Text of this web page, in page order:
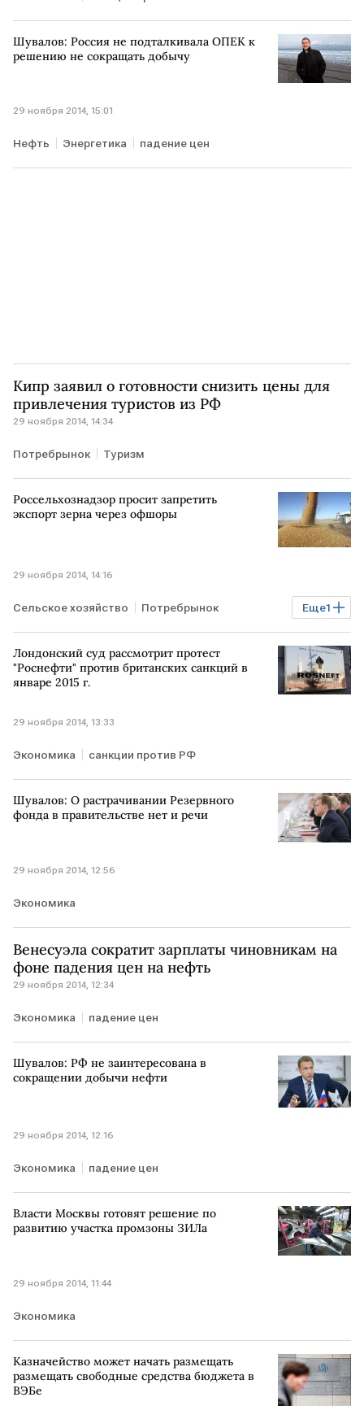
Шувалов: Россия не подталкивала ОПЕК к
решению не сокращать добычу
29 ноября 2014, 15:01
Нефть Энергетика падение цен
Кипр заявил о готовности снизить цены для
привлечения туристов из РФ
29 ноября 2014, 14:34
Потребрынок Туризм
Россельхознадзор просит запретить
экспорт зерна через офшоры
29 ноября 2014, 14:16
Еще1
Сельское хозяйство Потребрынок
Экономика
Лондонский суд рассмотрит протест
"Роснефти" против британских санкций в
январе 2015 г.
29 ноября 2014, 13:33
Экономика санкции против РФ
Шувалов: О растрачивании Резервного
фонда в правительстве нет и речи
29 ноября 2014, 12:56
Экономика
Венесуэла сократит зарплаты чиновникам на
фоне падения цен на нефть
29 ноября 2014, 12:34
Экономика падение цен
Шувалов: РФ не заинтересована в
сокращении добычи нефти
29 ноября 2014, 12:16
Экономика падение цен
Власти Москвы готовят решение по
развитию участка промзоны ЗИЛа
29 ноября 2014, 11:44
Экономика
Казначейство может начать размещать
размещать свободные средства бюджета в
ВЭБе